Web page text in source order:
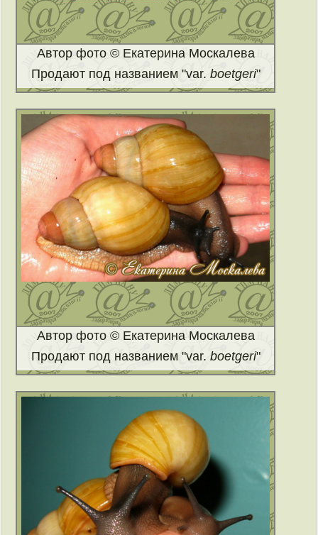
Автор фото © Екатерина Москалева
Продают под названием "var. boetgeri"
Автор фото © Екатерина Москалева
Продают под названием "var. boetgeri"